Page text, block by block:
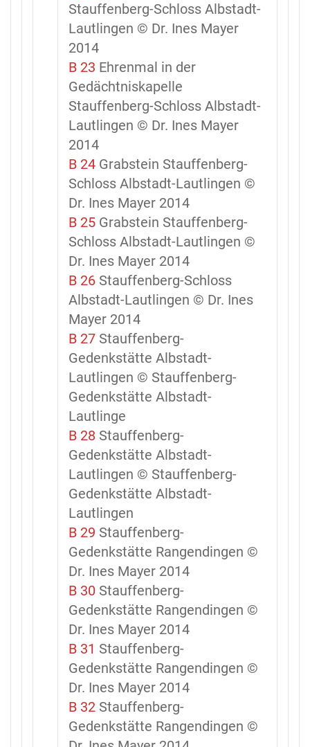
Stauffenberg-Schloss Albstadt-
Lautlingen © Dr. Ines Mayer
2014
B 23 Ehrenmal in der
Gedächtniskapelle
Stauffenberg-Schloss Albstadt-
Lautlingen © Dr. Ines Mayer
2014
B 24 Grabstein Stauffenberg-
Schloss Albstadt-Lautlingen ©
Dr. Ines Mayer 2014
B 25 Grabstein Stauffenberg-
Schloss Albstadt-Lautlingen ©
Dr. Ines Mayer 2014
B 26 Stauffenberg-Schloss
Albstadt-Lautlingen © Dr. Ines
Mayer 2014
B 27 Stauffenberg-
Gedenkstätte Albstadt-
Lautlingen © Stauffenberg-
Gedenkstätte Albstadt-
Lautlinge
B 28 Stauffenberg-
Gedenkstätte Albstadt-
Lautlingen © Stauffenberg-
Gedenkstätte Albstadt-
Lautlingen
B 29 Stauffenberg-
Gedenkstätte Rangendingen ©
Dr. Ines Mayer 2014
B 30 Stauffenberg-
Gedenkstätte Rangendingen ©
Dr. Ines Mayer 2014
B 31 Stauffenberg-
Gedenkstätte Rangendingen ©
Dr. Ines Mayer 2014
B 32 Stauffenberg-
Gedenkstätte Rangendingen ©